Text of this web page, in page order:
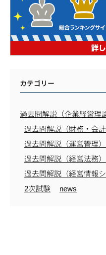
カテゴリー
過去問解説（企業経営理
過去問解説（財務・会計
過去問解説（運営管理）
過去問解説（経営法務）
過去問解説（経営情報シ
2次試験
news